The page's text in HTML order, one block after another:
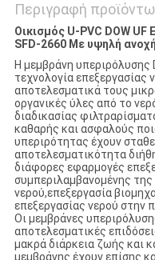
Περιγραφή
Οικισμός U-PVC DOW
SFD-2660 Με υψηλή ανοχή
Η μεμβράνη υπεριρόλυσης
τεχνολογία επεξεργασίας
αποτελεσματικά τους
οργανικές ύλες από το
διαδικασίας
καθαρής και ασφαλούς
υπεριρότητας έχουν
αποτελεσματικότητα
διάφορες εφαρμογές
συμπεριλαμβανομένης
νερού,επεξεργασία
επεξεργασίας νερού στην
Οι μεμβράνες
αποτελεσματικές
μακρά διάρκεια ζωής και
μεμβράνης έχουν επίσης